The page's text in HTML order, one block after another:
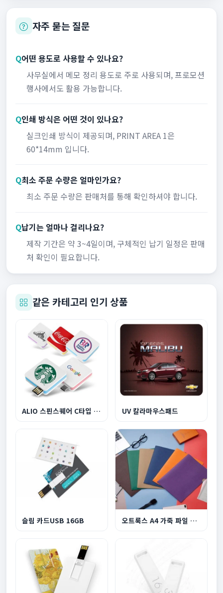
자주 묻는 질문
Q어떤 용도로 사용할 수 있나요?
사무실에서 메모 정리 용도로 주로 사용되며, 프로모션
행사에서도 활용 가능합니다.
Q인쇄 방식은 어떤 것이 있나요?
실크인쇄 방식이 제공되며, PRINT AREA 1은
60*14mm 입니다.
Q최소 주문 수량은 얼마인가요?
최소 주문 수량은 판매처를 통해 확인하셔야 합니다.
Q납기는 얼마나 걸리나요?
제작 기간은 약 3~4일이며, 구체적인 납기 일정은 판매
처 확인이 필요합니다.
같은 카테고리 인기 상품
ALIO 스핀스퀘어 C타입 OTG 메모리 8G-128G UV 칼라마우스패드
슬림 카드USB 16GB 오트룩스 A4 가죽 파일 홀더 L홀더